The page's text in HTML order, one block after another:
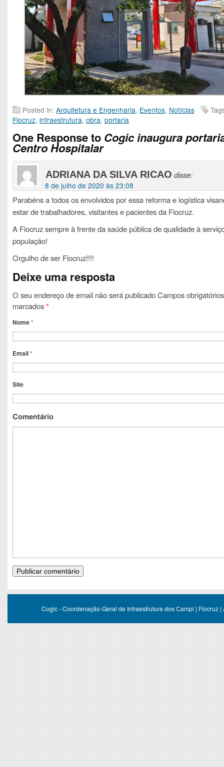
Posted in: Arquitetura e Engenharia, Eventos, Notícias
Fiocruz, infraestrutura, obra, portaria
One Response to Cogic inaugura
Centro Hospitalar
ADRIANA DA SILVA RICAO disse:
8 de julho de 2020 às 23:08
Parabéns a todos os envolvidos por essa reforma e logística
estar de trabalhadores, visitantes e pacientes da Fiocruz.
A Fiocruz sempre à frente da saúde pública de qualidade à
população!
Orgulho de ser Fiocruz!!!!
Deixe uma resposta
O seu endereço de email não será publicadoCampos
marcados*
Nome*
Email*
Site
Comentário
Cogic - Coordenação-Geral de Infraestrutura dos Campi | Fiocruz